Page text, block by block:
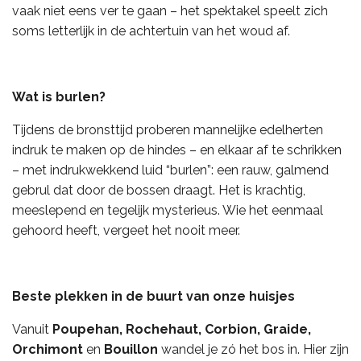
vaak niet eens ver te gaan – het spektakel speelt zich
soms letterlijk in de achtertuin van het woud af.
Wat is burlen?
Tijdens de bronsttijd proberen mannelijke edelherten
indruk te maken op de hindes – en elkaar af te schrikken
– met indrukwekkend luid “burlen”: een rauw, galmend
gebrul dat door de bossen draagt. Het is krachtig,
meeslepend en tegelijk mysterieus. Wie het eenmaal
gehoord heeft, vergeet het nooit meer.
Beste plekken in de buurt van onze huisjes
Vanuit Poupehan, Rochehaut, Corbion, Graide,
Orchimont en Bouillon wandel je zó het bos in. Hier zijn